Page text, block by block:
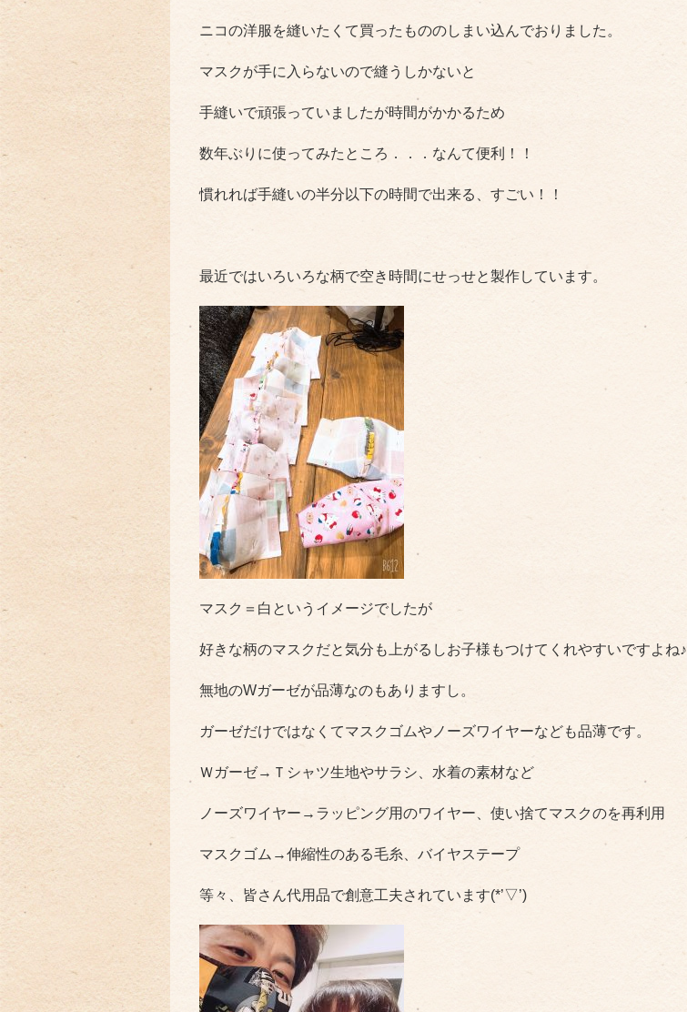
ニコの洋服を縫いたくて買ったもののしまい込んでおりました。
マスクが手に入らないので縫うしかないと
手縫いで頑張っていましたが時間がかかるため
数年ぶりに使ってみたところ．．．なんて便利！！
慣れれば手縫いの半分以下の時間で出来る、すごい！！
最近ではいろいろな柄で空き時間にせっせと製作しています。
マスク＝白というイメージでしたが
好きな柄のマスクだと気分も上がるしお子様もつけてくれやすいですよね♪
無地のWガーゼが品薄なのもありますし。
ガーゼだけではなくてマスクゴムやノーズワイヤーなども品薄です。
Ｗガーゼ→Ｔシャツ生地やサラシ、水着の素材など
ノーズワイヤー→ラッピング用のワイヤー、使い捨てマスクのを再利用
マスクゴム→伸縮性のある毛糸、バイヤステープ
等々、皆さん代用品で創意工夫されています(*’▽’)